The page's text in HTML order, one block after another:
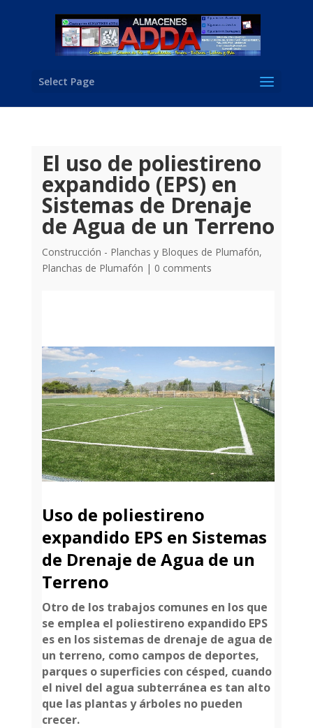
Select Page
El uso de poliestireno
expandido (EPS) en
Sistemas de Drenaje
de Agua de un Terreno
Construcción - Planchas y Bloques de Plumafón,
Planchas de Plumafón | 0 comments
Uso de poliestireno
expandido EPS en Sistemas
de Drenaje de Agua de un
Terreno
Otro de los trabajos comunes en los que
se emplea el poliestireno expandido EPS
es en los sistemas de drenaje de agua de
un terreno, como campos de deportes,
parques o superficies con césped, cuando
el nivel del agua subterránea es tan alto
que las plantas y árboles no pueden
crecer.